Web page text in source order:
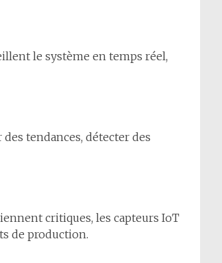
le système en temps réel,
tendances, détecter des
critiques, les capteurs IoT
de production.